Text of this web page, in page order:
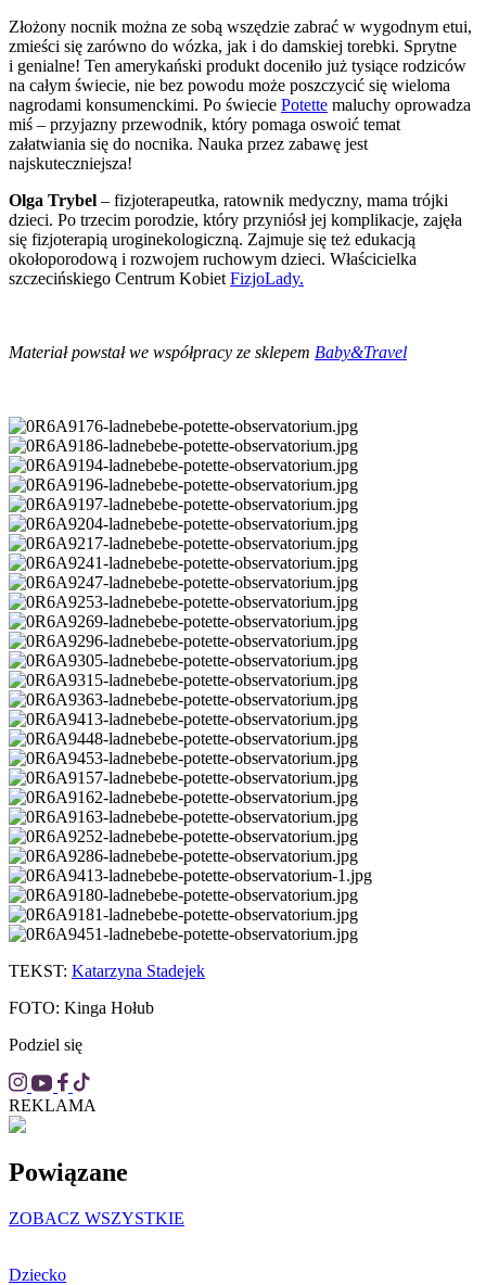
Złożony nocnik można ze sobą wszędzie zabrać w wygodnym etui,
zmieści się zarówno do wózka, jak i do damskiej torebki. Sprytne
i genialne! Ten amerykański produkt doceniło już tysiące rodziców
na całym świecie, nie bez powodu może poszczycić się wieloma
nagrodami konsumenckimi. Po świecie Potette maluchy oprowadza
miś – przyjazny przewodnik, który pomaga oswoić temat
załatwiania się do nocnika. Nauka przez zabawę jest
najskuteczniejsza!
Olga Trybel – fizjoterapeutka, ratownik medyczny, mama trójki
dzieci. Po trzecim porodzie, który przyniósł jej komplikacje, zajęła
się fizjoterapią uroginekologiczną. Zajmuje się też edukacją
okołoporodową i rozwojem ruchowym dzieci. Właścicielka
szczecińskiego Centrum Kobiet FizjoLady.
Materiał powstał we współpracy ze sklepem Baby&Travel
TEKST: Katarzyna Stadejek
FOTO: Kinga Hołub
Podziel się
REKLAMA
Powiązane
ZOBACZ WSZYSTKIE
Dziecko